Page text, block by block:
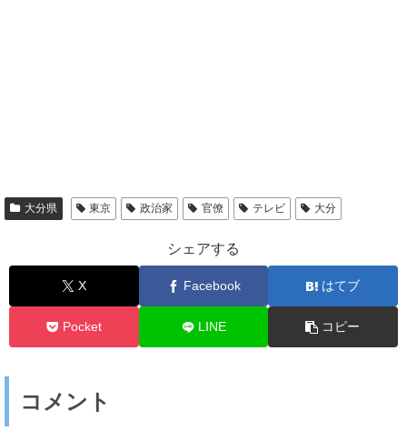
大分県 東京 政治家 官僚 テレビ 大分
シェアする
X Facebook はてブ
Pocket LINE コピー
コメント